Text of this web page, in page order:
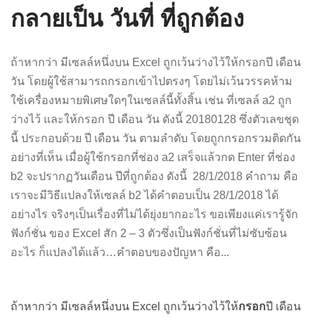
กลายเป็น วันที่ ที่ถูกต้อง
ถ้าหากว่า มีเซลล์หนึ่งบน Excel ถูกเว้นว่างไว้ให้กรอกปี เดือน
วัน โดยผู้ใช้สามารถกรอกเข้าไปตรงๆ โดยไม่เว้นวรรคห้าม
ใช้เครื่องหมายพิเศษใดๆในเซลล์นี้ทั้งสิ้น เช่น ที่เซลล์ a2 ถูก
ว่างไว้ และให้กรอก ปี เดือน วัน ดังนี้ 20180128 ซึ่งตัวเลขชุด
นี้ ประกอบด้วย ปี เดือน วัน ตามลำดับ โดยถูกกรอกรวมติดกัน
อย่างที่เห็น เมื่อผู้ใช้กรอกที่ช่อง a2 เสร็จแล้วกด Enter ที่ช่อง
b2 จะปรากฏวันเดือน ปีที่ถูกต้อง ดังนี้ 28/1/2018 คำถาม คือ
เราจะมีวิธีแปลงให้เซลล์ b2 ได้คำตอบเป็น 28/1/2018 ได้
อย่างไร จริงๆเป็นเรื่องที่ไม่ได้ยุ่งยากอะไร ขอเพียงแค่เรารู้จัก
ฟังก์ชั่น ของ Excel สัก 2 – 3 ตัวซึ่งเป็นฟังก์ชั่นที่ไม่ซับซ้อน
อะไร ก็แปลงได้แล้ว…คำตอบของปัญหา คือ...
ถ้าหากว่า มีเซลล์หนึ่งบน Excel ถูกเว้นว่างไว้ให้กรอกปี เดือน